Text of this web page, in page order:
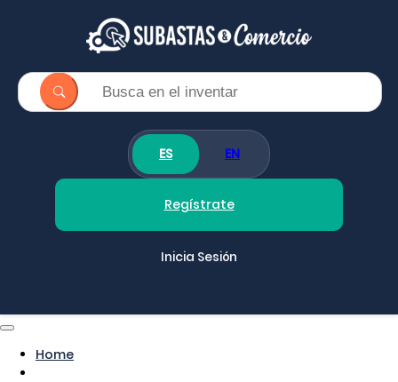
ES EN
Regístrate
Inicia Sesión
Home